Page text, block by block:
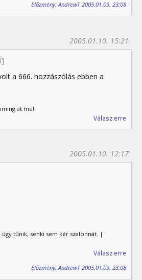
Előzmény: AndrewT 2005.01.09. 23:08
2005.01.10. 15:21
a 666. hozzászólás ebben a
at me!
Válasz erre
2005.01.10. 12:17
tűnik, senki sem kér szalonnát. |
Válasz erre
Előzmény: AndrewT 2005.01.09. 23:08